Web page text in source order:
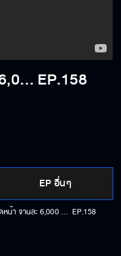
ไปกินราดหน้า จานละ 6,000 !!! เมื่อความสำเร็จ ไม่มี สูตรสำเร็จ!! l ลิ้นติดโปรGOติดดาว EP.158
EP อื่นๆ
ไปกินราดหน้า จานละ 6,000 !!! เมื่อความสำเร็จ ไม่มี สูตรสำเร็จ!! l ลิ้นติดโปรGOติดดาว EP.158